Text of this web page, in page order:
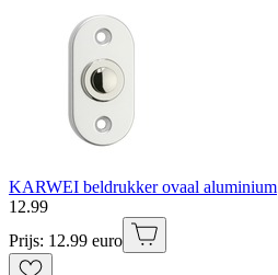
KARWEI beldrukker ovaal aluminium
12.99
Prijs: 12.99 euro